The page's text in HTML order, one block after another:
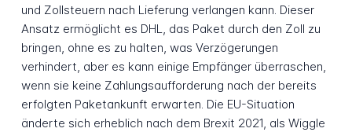
und Zollsteuern nach Lieferung verlangen kann. Dieser
Ansatz ermöglicht es DHL, das Paket durch den Zoll zu
bringen, ohne es zu halten, was Verzögerungen
verhindert, aber es kann einige Empfänger überraschen,
wenn sie keine Zahlungsaufforderung nach der bereits
erfolgten Paketankunft erwarten. Die EU-Situation
änderte sich erheblich nach dem Brexit 2021, als Wiggle